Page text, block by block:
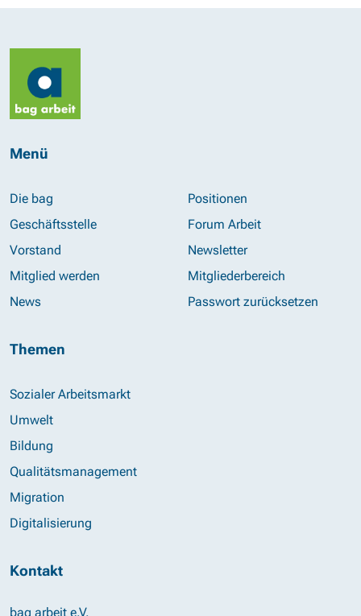
Menü
Die bag
Geschäftsstelle
Vorstand
Mitglied werden
News
Positionen
Forum Arbeit
Newsletter
Mitgliederbereich
Passwort zurücksetzen
Themen
Sozialer Arbeitsmarkt
Umwelt
Bildung
Qualitätsmanagement
Migration
Digitalisierung
Kontakt
bag arbeit e.V.